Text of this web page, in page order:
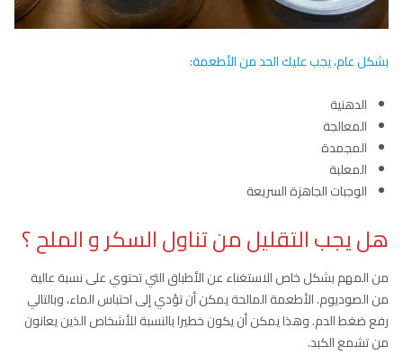
بشكل عام، يجب عليك الحد من الأطعمة:
الدهنية
المعالجة
المجمدة
المعلبة
الوجبات الجاهزة السريعة
هل يجب التقليل من تناول السكر و الملح ؟
من المهم بشكل خاص الاستغناء عن الأطباق التي تحتوي على نسبة عالية
من الصوديوم. الأطعمة المالحة يمكن أن تؤدي إلى احتباس الماء، وبالتالي
رفع ضغط الدم. وهذا يمكن أن يكون خطيرا بالنسبة للأشخاص الذين يعانون
من تشمع الكبد.